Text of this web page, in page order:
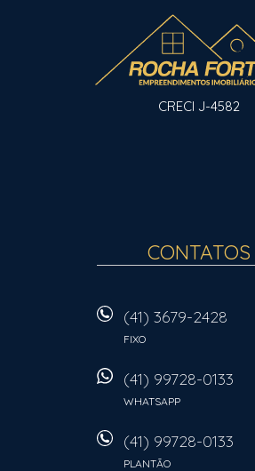
CRECI J-4582
CONTATOS
(41) 3679-2428
FIXO
(41) 99728-0133
WHATSAPP
(41) 99728-0133
PLANTÃO